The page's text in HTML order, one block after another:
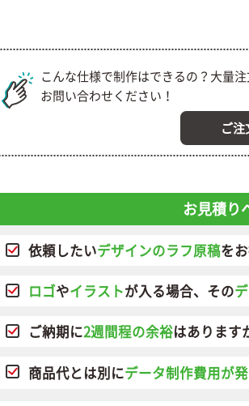
こんな仕様で制作はできるの？大量
お問い合わせください！
ご
お見積り
依頼したいデザインのラフ原稿を
ロゴやイラストが入る場合、その
ご納期に2週間程の余裕はあります
商品代とは別にデータ制作費用が